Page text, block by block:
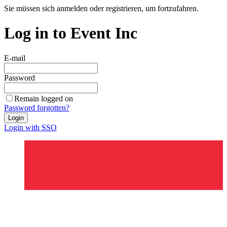
Sie müssen sich anmelden oder registrieren, um fortzufahren.
Log in to Event Inc
E-mail
Password
Remain logged on
Password forgotten?
Login
Login with SSO